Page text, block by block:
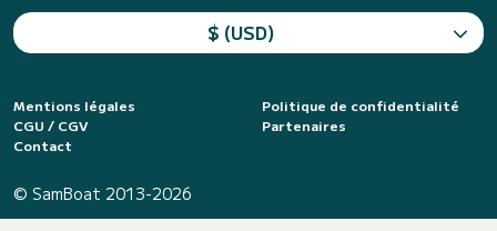
$ (USD)
Mentions légales
Politique de confidentialité
CGU / CGV
Partenaires
Contact
© SamBoat 2013-2026